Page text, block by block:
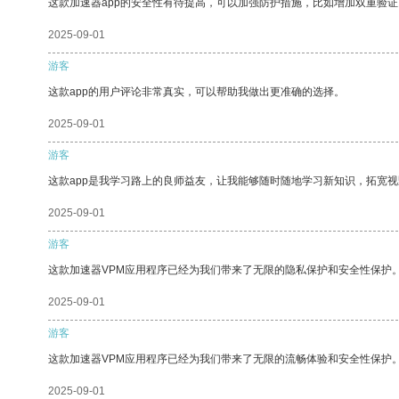
这款加速器app的安全性有待提高，可以加强防护措施，比如增加双重验证
2025-09-01
游客
这款app的用户评论非常真实，可以帮助我做出更准确的选择。
2025-09-01
游客
这款app是我学习路上的良师益友，让我能够随时随地学习新知识，拓宽视
2025-09-01
游客
这款加速器VPM应用程序已经为我们带来了无限的隐私保护和安全性保护。
2025-09-01
游客
这款加速器VPM应用程序已经为我们带来了无限的流畅体验和安全性保护。
2025-09-01